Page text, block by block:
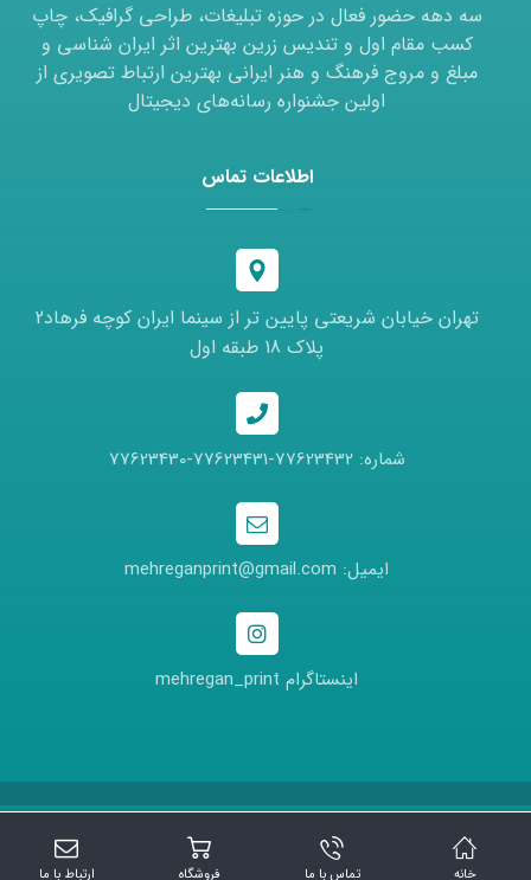
سه دهه حضور فعال در حوزه تبلیغات، طراحی گرافیک، چاپ
کسب مقام اول و تندیس زرین بهترین اثر ایران شناسی و
مبلغ و مروج فرهنگ و هنر ایرانی بهترین ارتباط تصویری از
اولین جشنواره رسانه‌های دیجیتال
اطلاعات تماس
تهران خیابان شریعتی پایین تر از سینما ایران کوچه فرهاد2
پلاک 18 طبقه اول
شماره: 77623432-77623431-77623430
ایمیل: mehreganprint@gmail.com
اینستاگرام mehregan_print
خانه تماس با ما فروشگاه ارتباط با ما